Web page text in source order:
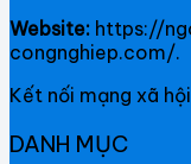
Website: https://
congnghiep.com/.
Kết nối mạng xã
DANH MỤC